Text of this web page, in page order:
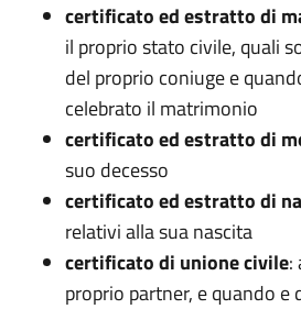
certificato ed estratto di
il proprio stato civile, quali
del proprio coniuge e
celebrato il matrimonio
certificato ed estratto di
suo decesso
certificato ed estratto di
relativi alla sua nascita
certificato di unione civile:
proprio partner, e quando